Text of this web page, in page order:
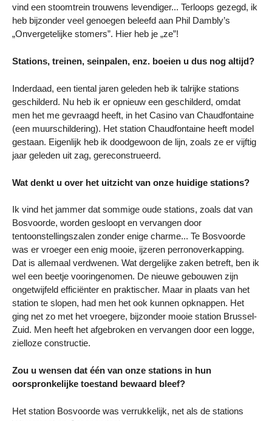
vind een stoomtrein trouwens levendiger... Terloops gezegd, ik
heb bijzonder veel genoegen beleefd aan Phil Dambly’s
„Onvergetelijke stomers”. Hier heb je „ze”!
Stations, treinen, seinpalen, enz. boeien u dus nog altijd?
Inderdaad, een tiental jaren geleden heb ik talrijke stations
geschilderd. Nu heb ik er opnieuw een geschilderd, omdat
men het me gevraagd heeft, in het Casino van Chaudfontaine
(een muurschildering). Het station Chaudfontaine heeft model
gestaan. Eigenlijk heb ik doodgewoon de lijn, zoals ze er vijftig
jaar geleden uit zag, gereconstrueerd.
Wat denkt u over het uitzicht van onze huidige stations?
Ik vind het jammer dat sommige oude stations, zoals dat van
Bosvoorde, worden gesloopt en vervangen door
tentoonstellingszalen zonder enige charme... Te Bosvoorde
was er vroeger een enig mooie, ijzeren perronoverkapping.
Dat is allemaal verdwenen. Wat dergelijke zaken betreft, ben ik
wel een beetje vooringenomen. De nieuwe gebouwen zijn
ongetwijfeld efficiënter en praktischer. Maar in plaats van het
station te slopen, had men het ook kunnen opknappen. Het
ging net zo met het vroegere, bijzonder mooie station Brussel-
Zuid. Men heeft het afgebroken en vervangen door een logge,
zielloze constructie.
Zou u wensen dat één van onze stations in hun
oorspronkelijke toestand bewaard bleef?
Het station Bosvoorde was verrukkelijk, net als de stations